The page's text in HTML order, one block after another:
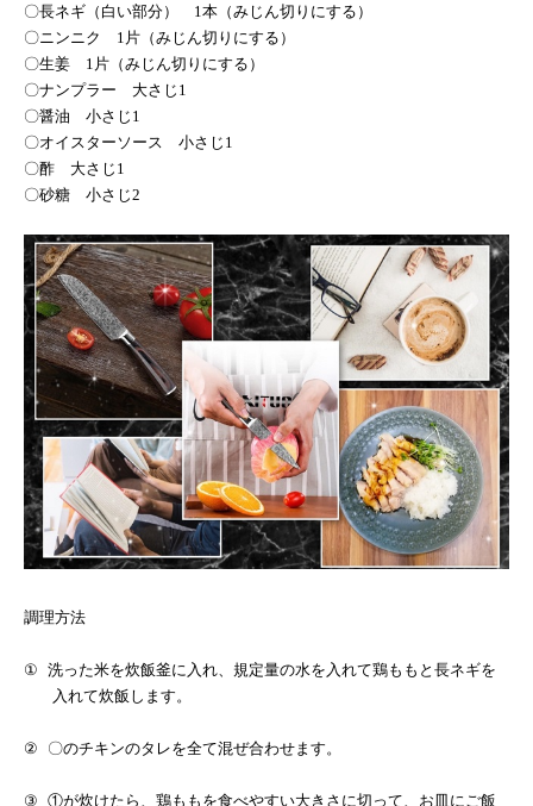
〇長ネギ（白い部分） 1 本（みじん切りにする）
〇ニンニク 1 片（みじん切りにする）
〇生姜 1 片（みじん切りにする）
〇ナンプラー 大さじ 1
〇醤油 小さじ 1
〇オイスターソース 小さじ 1
〇酢 大さじ 1
〇砂糖 小さじ2
調理方法
① 洗った米を炊飯釜に入れ、規定量の水を入れて鶏ももと長ネギを
入れて炊飯します。
② 〇のチキンのタレを全て混ぜ合わせます。
③ ①が炊けたら、鶏ももを食べやすい大きさに切って、お皿にご飯